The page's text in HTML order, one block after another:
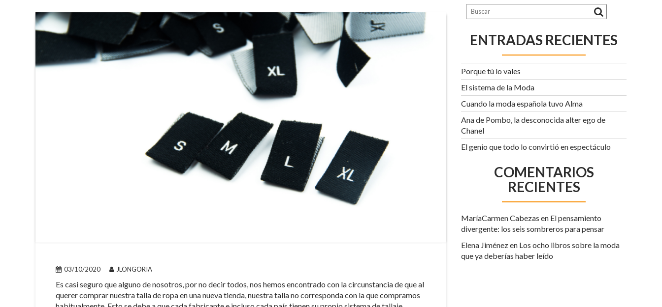
03/10/2020 JLONGORIA
Es casi seguro que alguno de nosotros, por no decir todos, nos hemos encontrado con la circunstancia de que al
querer comprar nuestra talla de ropa en una nueva tienda, nuestra talla no corresponda con la que compramos
ENTRADAS RECIENTES
Porque tú lo vales
El sistema de la Moda
Cuando la moda española tuvo Alma
Ana de Pombo, la desconocida alter ego de
Chanel
El genio que todo lo convirtió en espectáculo
COMENTARIOS
RECIENTES
MaríaCarmen Cabezas en El pensamiento
divergente: los seis sombreros para pensar
Elena Jiménezen Los ocho libros sobre la moda
que ya deberías haber leído